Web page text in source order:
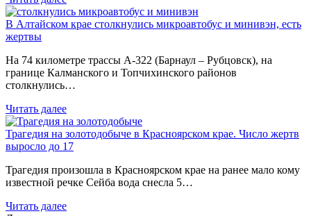
В Алтайском крае столкнулись микроавтобус и минивэн, есть
жертвы
На 74 километре трассы А-322 (Барнаул – Рубцовск), на
границе Калманского и Топчихинского районов
столкнулись…
Читать далее
Трагедия на золотодобыче в Красноярском крае. Число жертв
выросло до 17
Трагедия произошла в Красноярском крае на ранее мало кому
известной речке Сейба вода снесла 5…
Читать далее